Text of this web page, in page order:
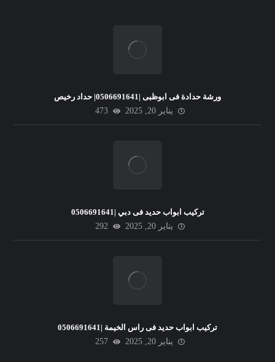
ورشة حدادة فى ابوظبى |0506691641| حداد رخيص
يناير 20, 2025
473
تركيب ابواب حديد فى دبي |0506691641
يناير 20, 2025
292
تركيب ابواب حديد فى راس الخيمة |0506691641
يناير 20, 2025
257